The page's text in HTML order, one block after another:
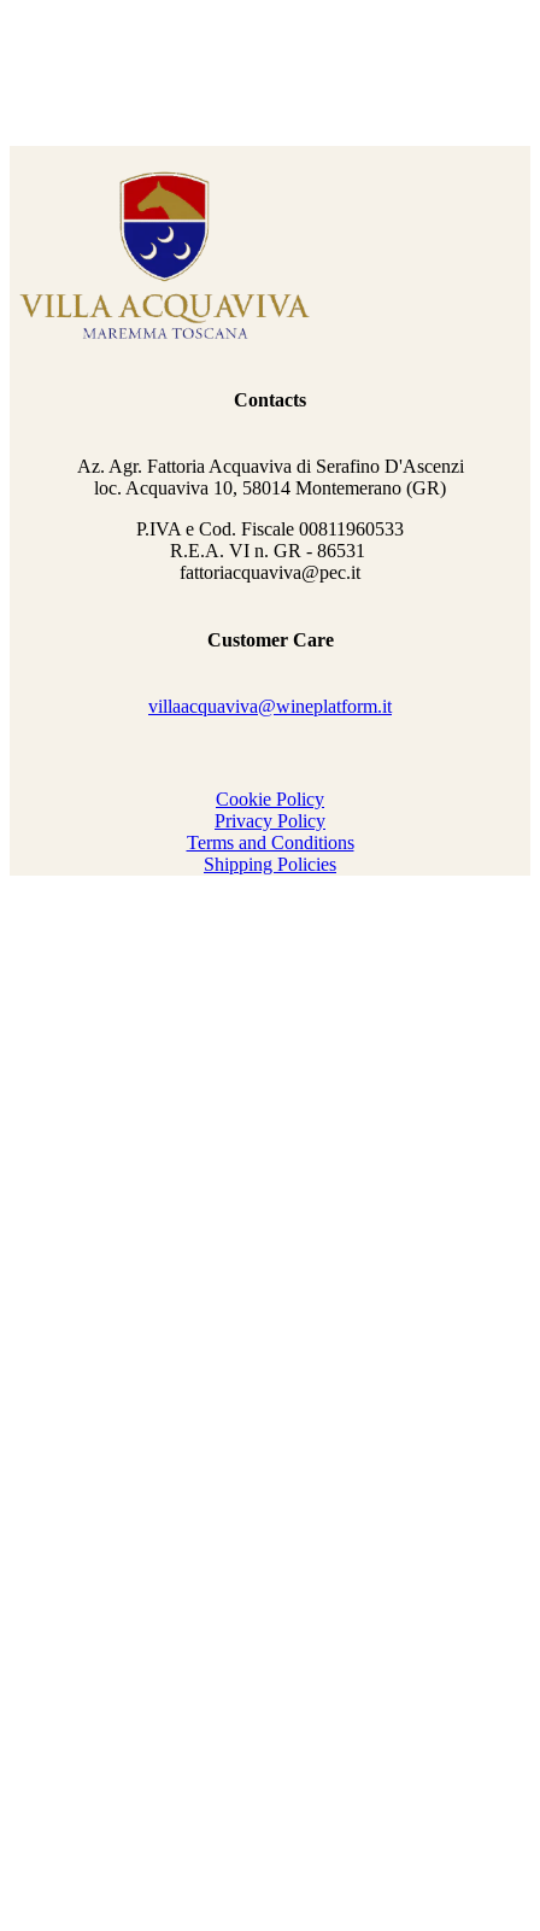
Contacts
Az. Agr. Fattoria Acquaviva di Serafino D'Ascenzi
loc. Acquaviva 10, 58014 Montemerano (GR)
P.IVA e Cod. Fiscale 00811960533
R.E.A. VI n. GR - 86531
fattoriacquaviva@pec.it
Customer Care
villaacquaviva@wineplatform.it
Cookie Policy
Privacy Policy
Terms and Conditions
Shipping Policies